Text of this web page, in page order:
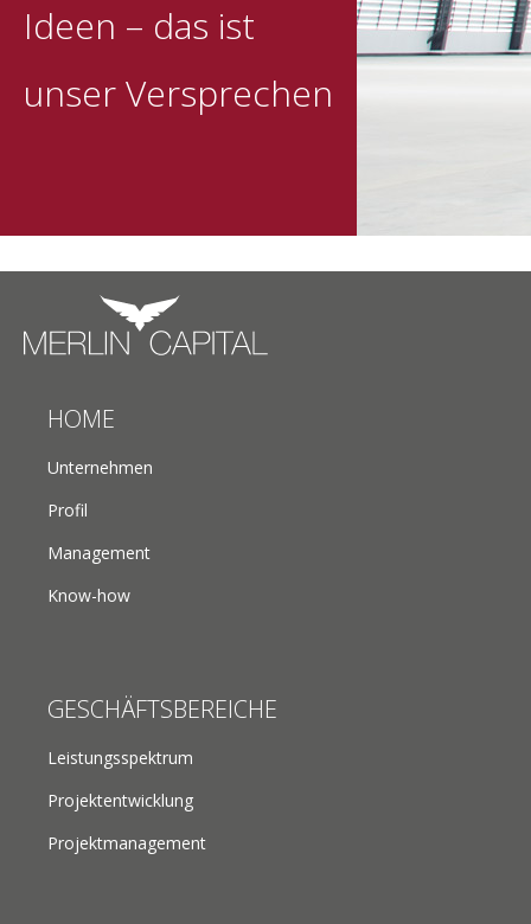
Ideen – das ist
unser Versprechen
HOME
Unternehmen
Profil
Management
Know-how
GESCHÄFTSBEREICHE
Leistungsspektrum
Projektentwicklung
Projektmanagement